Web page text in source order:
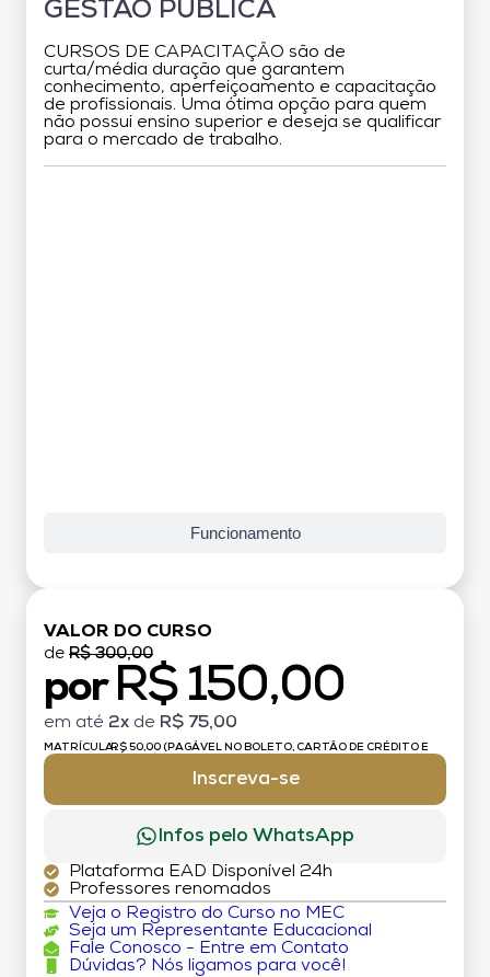
GESTÃO PÚBLICA
CURSOS DE CAPACITAÇÃO são de
curta/média duração que garantem
conhecimento, aperfeiçoamento e capacitação
de profissionais. Uma ótima opção para quem
não possui ensino superior e deseja se qualificar
para o mercado de trabalho.
Funcionamento
VALOR DO CURSO
de R$ 300,00
por R$ 150,00
em até 2x de R$ 75,00
MATRÍCULA:R$ 50,00 (PAGÁVEL NO BOLETO, CARTÃO DE CRÉDITO E
Inscreva-se
Infos pelo WhatsApp
Plataforma EAD Disponível 24h
Professores renomados
Veja o Registro do Curso no MEC
Seja um Representante Educacional
Fale Conosco - Entre em Contato
Dúvidas? Nós ligamos para você!